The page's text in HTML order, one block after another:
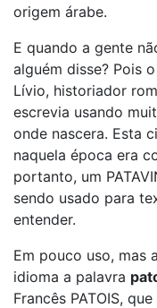
origem árabe.
E quando a gente
alguém disse? Pois
Lívio, historiador
escrevia usando
onde nascera. Esta
naquela época era
portanto, um
sendo usado para
entender.
Em pouco uso, mas
idioma a palavra
Francês PATOIS,